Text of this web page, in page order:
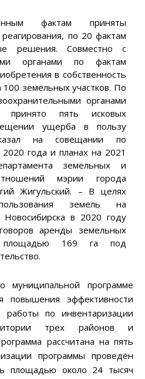
фактам приняты
по 20 фактам
решения. Совместно с
органами по фактам
в собственность
земельных участков. По
органами
принято пять исковых
ущерба в пользу
на совещании по
года и планах на 2021
земельных и
мэрии города
Жигульский. – В целях
земель на
Новосибирска в 2020 году
аренды земельных
площадью 169 га под
муниципальной программе
повышения эффективности
работы по инвентаризации
трех районов и
рассчитана на пять
программы проведён
площадью около 24 тысяч